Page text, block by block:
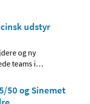
udstyr
og ny
teams i…
50 og Sinemet